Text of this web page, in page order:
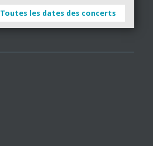
Toutes les dates des concerts